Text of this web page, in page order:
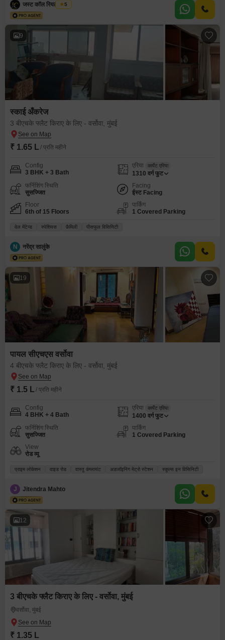
जस्ट कॉल रियल एस्टेट
5
9
स्काई अँकरेज
3 बीएचके फ्लैट किराए के लिए - वर्सोवा, मुंबई
₹ 1.65 L / प्रति महीने
Config
3 BHK + 3 Bath
एरिया कार्पेट एरिया
1310 वर्ग फुट
फर्निशिंग स्थिति
सुसज्जित
Facing
ईस्ट Facing
Floor
6th of 15 Floors
पार्किंग
1 Covered Parking
वेल मेंटेन्ड स्पेशियस फ़ैमिली पीसफुल विसिनिटी
N नरेंद्र सालुंके
19
पायल सीएचएस वर्सोवा
4 बीएचके फ्लैट किराए के लिए - वर्सोवा, मुंबई
₹ 1.5 L / प्रति महीने
Config
4 BHK + 4 Bath
एरिया कार्पेट एरिया
1400 वर्ग फुट
फर्निशिंग स्थिति
सुसज्जित
पार्किंग
1 Covered Parking
View
रोड व्यू
प्राइम लोकेशन वाइड रोड वास्तु कंप्लायंट अडजॉइनिंग मेट्रो स्टेशन स्कूल्स इन विसिनिटी
J Jitendra Mahto
12
3 बीएचके फ्लैट किराए के लिए - वर्सोवा, मुंबई
वर्सोवा, मुंबई
₹ 1.35 L